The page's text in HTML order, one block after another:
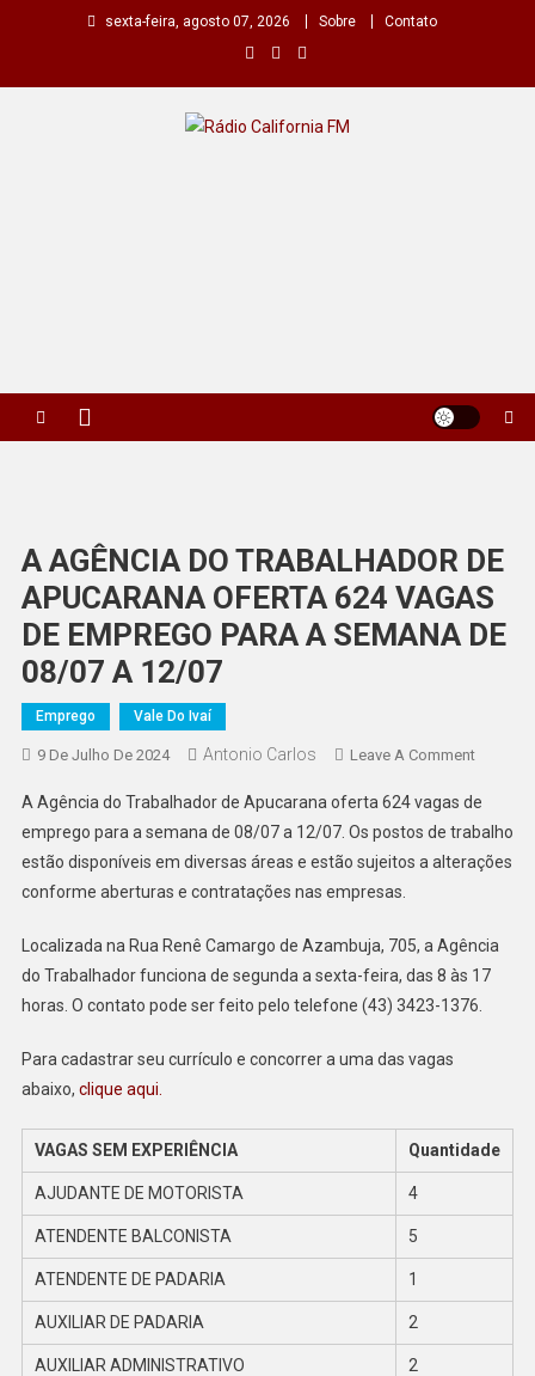
sexta-feira, agosto 07, 2026 Sobre Contato
A AGÊNCIA DO TRABALHADOR DE
APUCARANA OFERTA 624 VAGAS
DE EMPREGO PARA A SEMANA DE
08/07 A 12/07
Emprego Vale Do Ivaí
9 De Julho De 2024 Antonio Carlos Leave A CommentOn
DO
OFERTA
624
VAGAS
A
A Agência do Trabalhador de Apucarana oferta 624 vagas de
emprego para a semana de 08/07 a 12/07. Os postos de trabalho
estão disponíveis em diversas áreas e estão sujeitos a alterações
conforme aberturas e contratações nas empresas.
Localizada na Rua Renê Camargo de Azambuja, 705, a Agência
do Trabalhador funciona de segunda a sexta-feira, das 8 às 17
horas. O contato pode ser feito pelo telefone (43) 3423-1376.
Para cadastrar seu currículo e concorrer a uma das vagas
abaixo, clique aqui.
VAGAS SEM EXPERIÊNCIA Quantidade
AJUDANTE DE MOTORISTA 4
ATENDENTE BALCONISTA 5
ATENDENTE DE PADARIA 1
AUXILIAR DE PADARIA 2
AUXILIAR ADMINISTRATIVO 2